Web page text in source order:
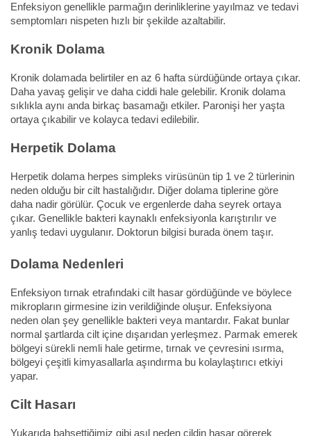
Enfeksiyon genellikle parmağın derinliklerine yayılmaz ve tedavi
semptomları nispeten hızlı bir şekilde azaltabilir.
Kronik Dolama
Kronik dolamada belirtiler en az 6 hafta sürdüğünde ortaya çıkar.
Daha yavaş gelişir ve daha ciddi hale gelebilir. Kronik dolama
sıklıkla aynı anda birkaç basamağı etkiler. Paronişi her yaşta
ortaya çıkabilir ve kolayca tedavi edilebilir.
Herpetik Dolama
Herpetik dolama herpes simpleks virüsünün tip 1 ve 2 türlerinin
neden olduğu bir cilt hastalığıdır. Diğer dolama tiplerine göre
daha nadir görülür. Çocuk ve ergenlerde daha seyrek ortaya
çıkar. Genellikle bakteri kaynaklı enfeksiyonla karıştırılır ve
yanlış tedavi uygulanır. Doktorun bilgisi burada önem taşır.
Dolama Nedenleri
Enfeksiyon tırnak etrafındaki cilt hasar gördüğünde ve böylece
mikropların girmesine izin verildiğinde oluşur. Enfeksiyona
neden olan şey genellikle bakteri veya mantardır. Fakat bunlar
normal şartlarda cilt içine dışarıdan yerleşmez. Parmak emerek
bölgeyi sürekli nemli hale getirme, tırnak ve çevresini ısırma,
bölgeyi çeşitli kimyasallarla aşındırma bu kolaylaştırıcı etkiyi
yapar.
Cilt Hasarı
Yukarıda bahsettiğimiz gibi asıl neden cildin hasar görerek